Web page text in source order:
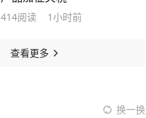
414阅读 1小时前
查看更多
换一换